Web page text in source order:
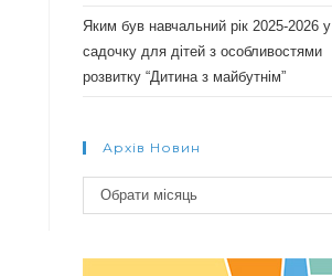
Яким був навчальний рік 2025-2026 у
садочку для дітей з особливостями
розвитку “Дитина з майбутнім”
Архів Новин
Архів
новин
Обрати місяць